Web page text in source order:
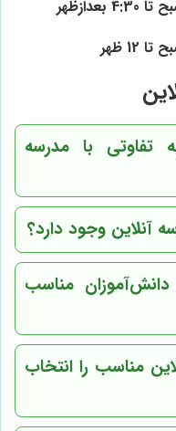
با مدرسه
آنلاین وجود دارد؟
مناسب
مناسب را انتخاب